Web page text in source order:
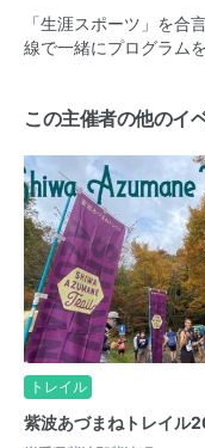
「生涯スポーツ」を合
線で一緒にプログラム
この主催者の他のイ
トレイル
紫波あづまねトレイル